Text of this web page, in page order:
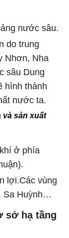
nước sâu.
do trung
Nhơn, Nha
sâu Dung
hình thành
nước ta.
và sản xuất
ở phía
lợi.Các vùng
Sa Huỳnh…
sở hạ tầng